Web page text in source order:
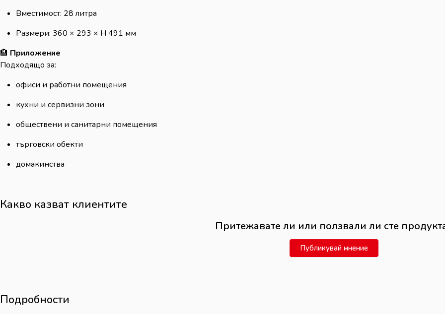
Вместимост: 28 литра
Размери: 360 × 293 × H 491 мм
🏨 Приложение
Подходящо за:
офиси и работни помещения
кухни и сервизни зони
обществени и санитарни помещения
търговски обекти
домакинства
Какво казват клиентите
Притежавате ли или ползвали ли сте
Публикувай мнение
Подробности